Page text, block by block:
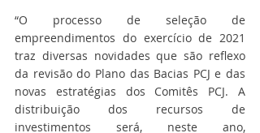
“O processo de seleção de
empreendimentos do exercício de 2021
traz diversas novidades que são reflexo
da revisão do Plano das Bacias PCJ e das
novas estratégias dos Comitês PCJ. A
distribuição dos recursos de
investimentos será, neste ano,